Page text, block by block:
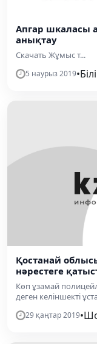
Апгар шкаласы
анықтау
Скачать Жұмыс т...
5 наурыз 2019•
Қостанай
нәрестеге
Көп ұзамай
деген келіншекті
29 қаңтар 2019•